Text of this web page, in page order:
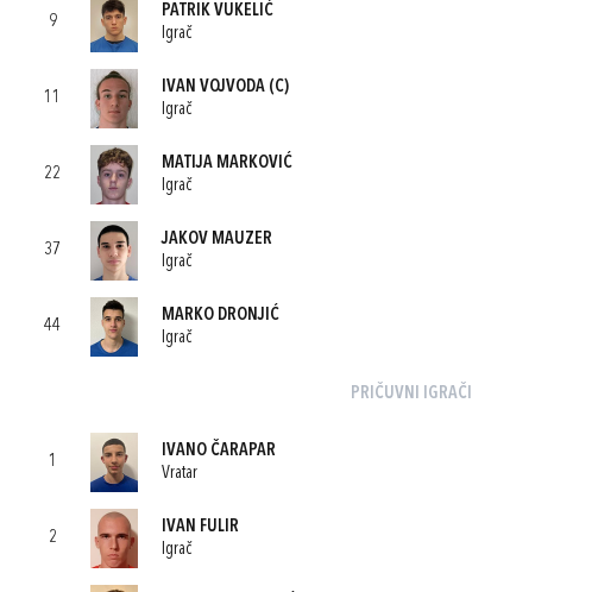
9
PATRIK VUKELIĆ
Igrač
11
IVAN VOJVODA (C)
Igrač
22
MATIJA MARKOVIĆ
Igrač
37
JAKOV MAUZER
Igrač
44
MARKO DRONJIĆ
Igrač
PRIČUVNI IGRAČI
1
IVANO ČARAPAR
Vratar
2
IVAN FULIR
Igrač